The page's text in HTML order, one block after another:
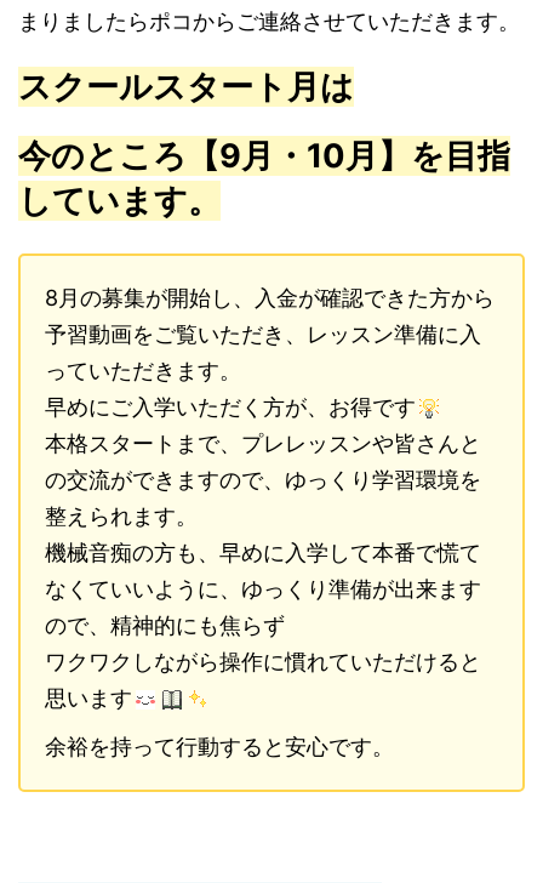
まりましたらポコからご連絡させていただきます。
スクールスタート月は
今のところ【9月・10月】を目指
しています。
8月の募集が開始し、入金が確認できた方から
予習動画をご覧いただき、レッスン準備に入
っていただきます。
早めにご入学いただく方が、お得です
本格スタートまで、プレレッスンや皆さんと
の交流ができますので、ゆっくり学習環境を
整えられます。
機械音痴の方も、早めに入学して本番で慌て
なくていいように、ゆっくり準備が出来ます
ので、精神的にも焦らず
ワクワクしながら操作に慣れていただけると
思います
余裕を持って行動すると安心です。